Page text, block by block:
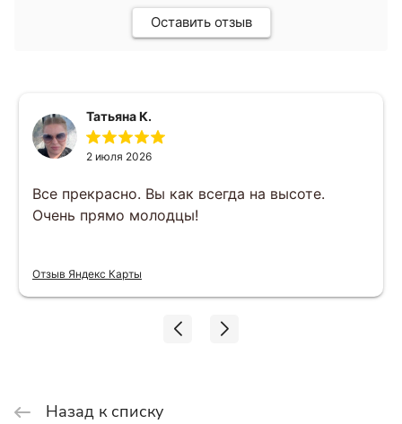
Оставить отзыв
Татьяна К.
2 июля 2026
Все прекрасно. Вы как всегда на высоте.
Очень прямо молодцы!
Отзыв Яндекс Карты
Назад к списку